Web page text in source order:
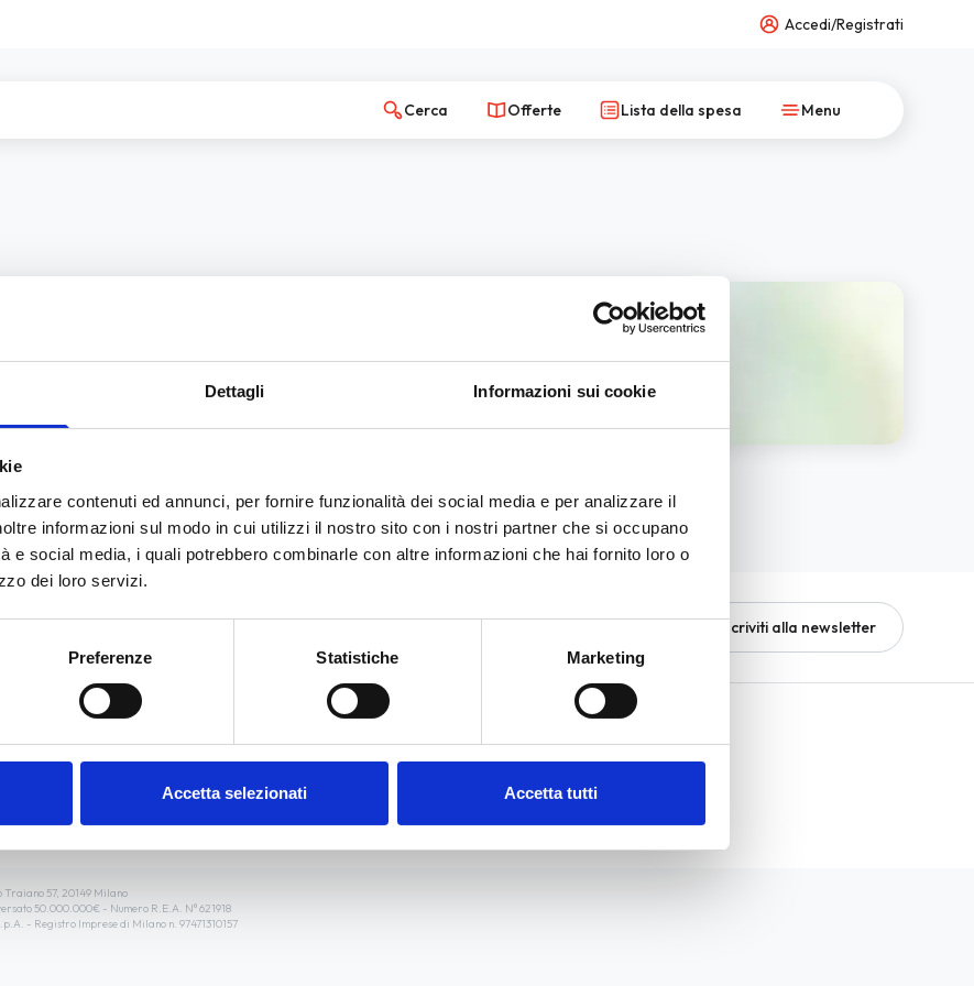
Dettagli Informazioni sui cookie
contenuti ed annunci, per fornire funzionalità dei social media e per analizzare il
informazioni sul modo in cui utilizzi il nostro sito con i nostri partner che si occupano
e social media, i quali potrebbero combinarle con altre informazioni che hai fornito loro o
dei loro servizi.
Preferenze Statistiche Marketing
Accetta selezionati Accetta tutti
Accedi/Registrati
Cerca Offerte Lista della spesa Menu
Iscriviti alla newsletter
conformità
Area legale
Garanzie Legali
Cookie policy
Privacy policy
Dichiarazione di accessibilità
Social network
57, 20149 Milano
50.000.000€ - Numero R.E.A. N° 621918
- Registro Imprese di Milano n. 97471310157